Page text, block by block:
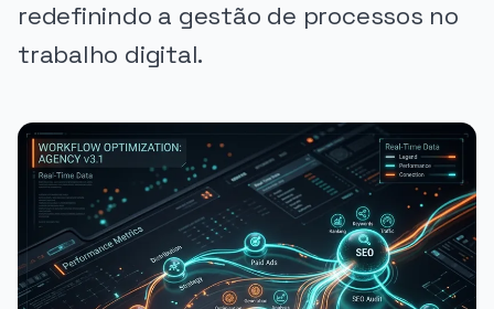
redefinindo a gestão de processos no
trabalho digital.